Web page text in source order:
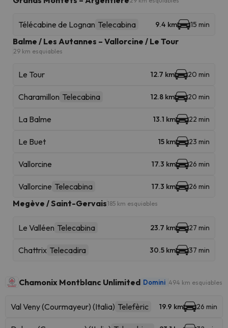
Télécabine de Lognan Telecabina 9.4 km 15 min
Balme / Les Autannes – Vallorcine / Le Tour
29 km esquiables
Le Tour 12.7 km 20 min
Charamillon Telecabina 12.8 km 20 min
La Balme 13.1 km 22 min
Le Buet 15 km 23 min
Vallorcine 17.3 km 26 min
Vallorcine Telecabina 17.3 km 26 min
Megève / Saint-Gervais185 km esquiables
Le Valléen Telecabina 23.7 km 27 min
Chattrix Telecadira 30.5 km 37 min
Chamonix Montblanc Unlimited Domini 494 km esquiables
Val Veny (Courmayeur) (Italia) Telefèric 19.9 km 26 min